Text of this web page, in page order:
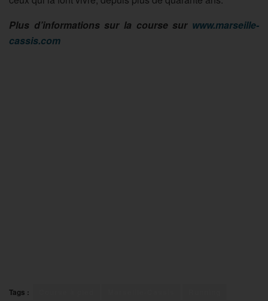
Plus d’informations sur la course sur www.marseille-
cassis.com
Tags :